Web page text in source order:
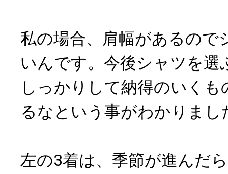
私の場合、肩幅があるので
いんです。今後シャツを選
しっかりして納得のいく
るなという事がわかりまし
左の3着は、季節が進んだ